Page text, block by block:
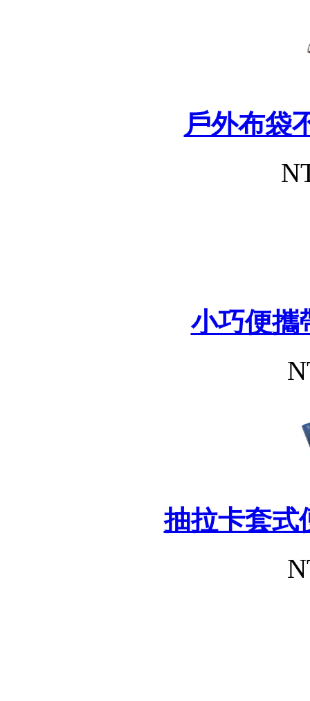
戶外布袋
小巧便攜
抽拉卡套式